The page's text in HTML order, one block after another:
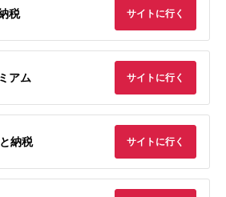
税 サイトに行く
アム サイトに行く
納税 サイトに行く